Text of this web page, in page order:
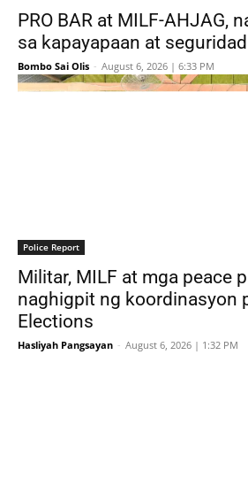
PRO BAR at MILF-AHJAG,
sa kapayapaan at
Bombo Sai Olis - August 6, 2026 | 6:33 PM
Police Report
Militar, MILF at mga peace
naghigpit ng koordinasyon
Elections
Hasliyah Pangsayan - August 6, 2026 | 1:32 PM